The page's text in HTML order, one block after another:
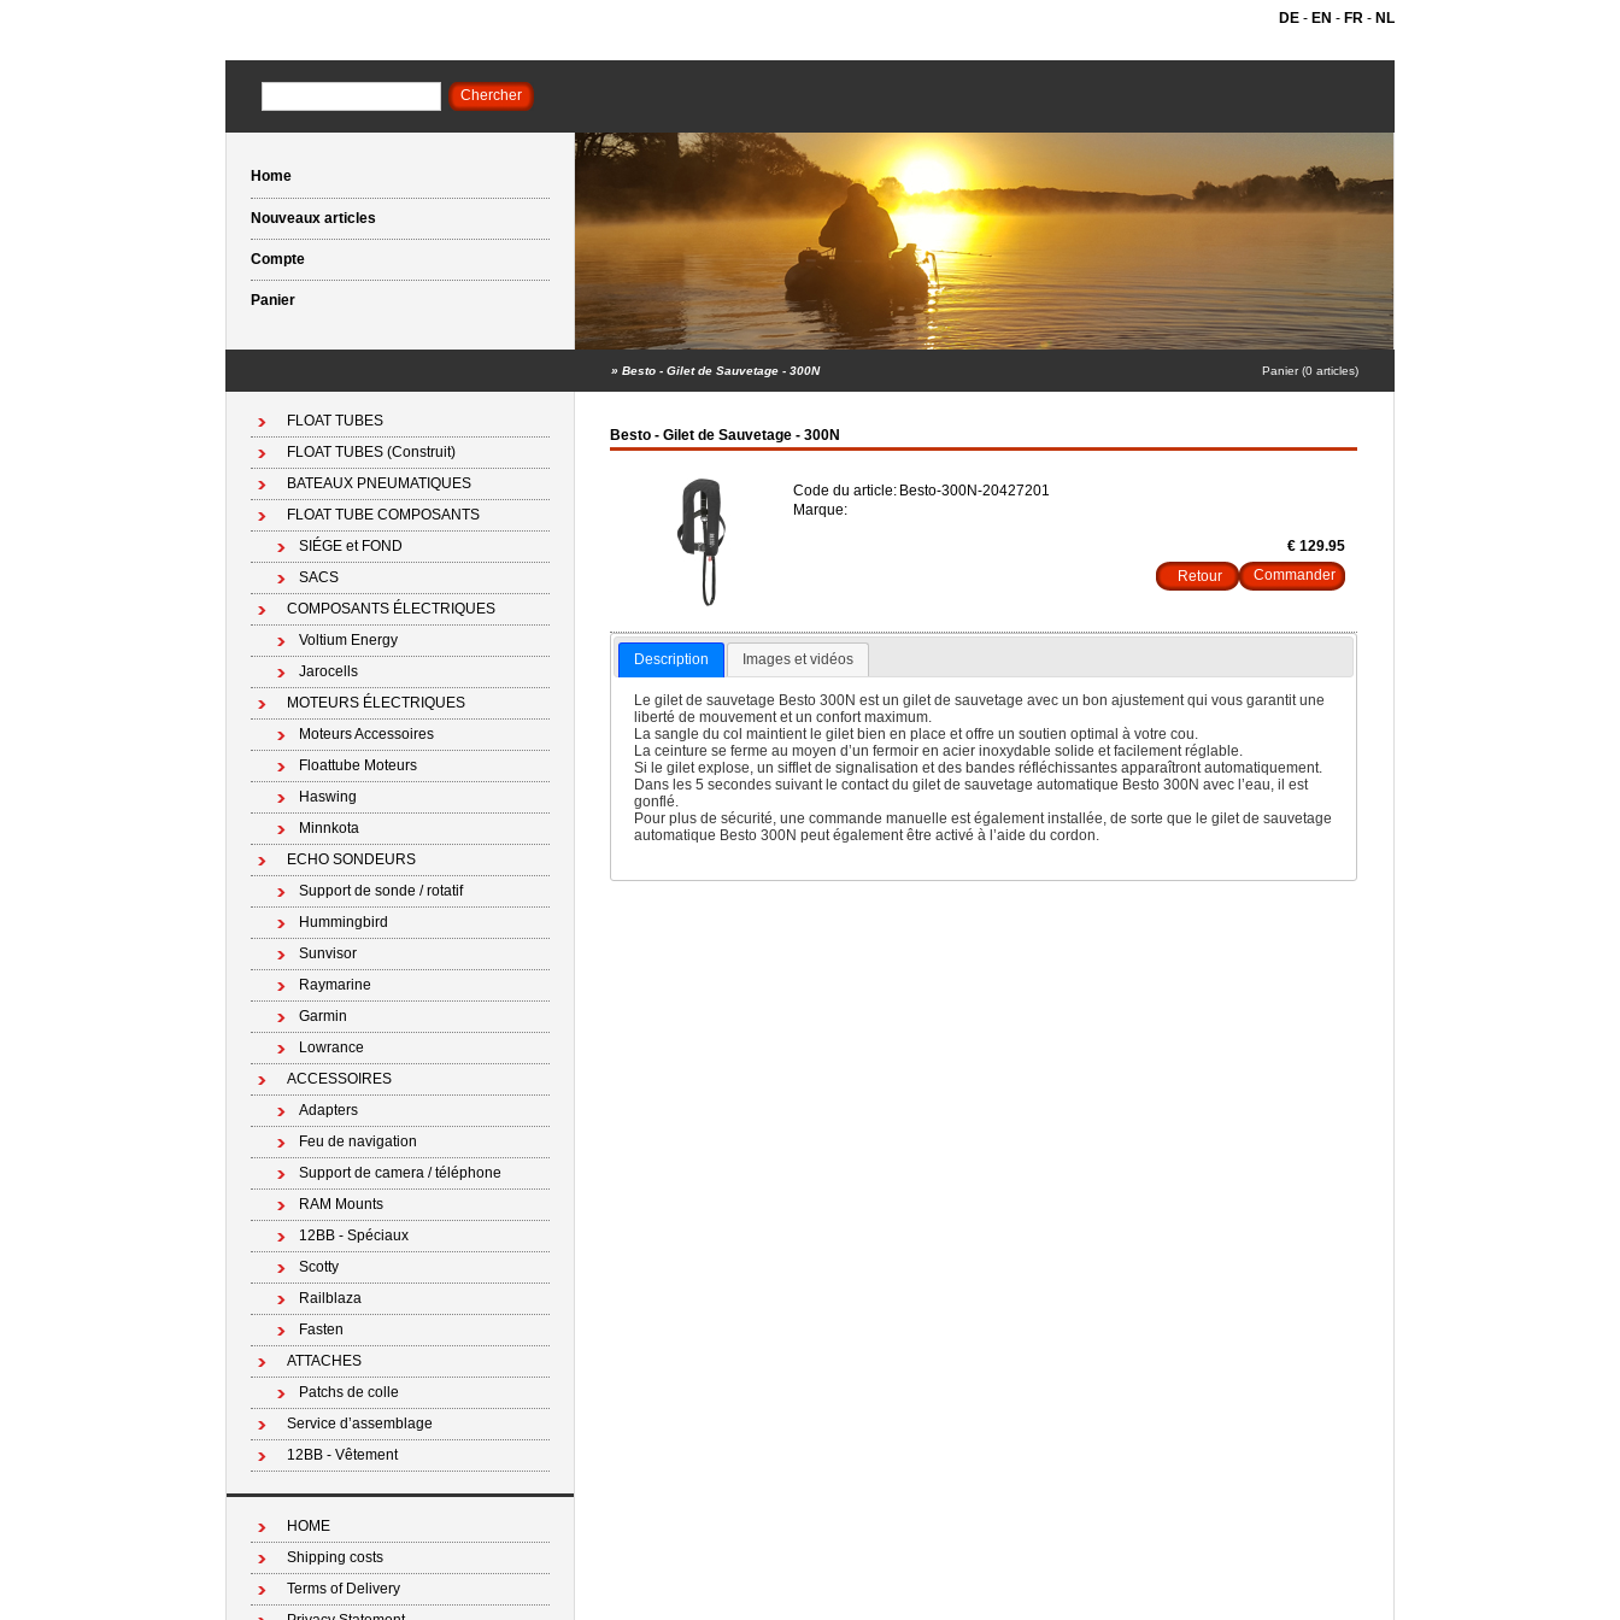
DE - EN - FR - NL
Home
Nouveaux articles
Compte
Panier
» Besto - Gilet de Sauvetage - 300N Panier (0 articles)
FLOAT TUBES
FLOAT TUBES (Construit)
BATEAUX PNEUMATIQUES
FLOAT TUBE COMPOSANTS
SIÉGE et FOND
SACS
COMPOSANTS ÉLECTRIQUES
Voltium Energy
Jarocells
MOTEURS ÉLECTRIQUES
Moteurs Accessoires
Floattube Moteurs
Haswing
Minnkota
ECHO SONDEURS
Support de sonde / rotatif
Hummingbird
Sunvisor
Raymarine
Garmin
Lowrance
ACCESSOIRES
Adapters
Feu de navigation
Support de camera / téléphone
RAM Mounts
12BB - Spéciaux
Scotty
Railblaza
Fasten
ATTACHES
Patchs de colle
Service d’assemblage
12BB - Vêtement
HOME
Shipping costs
Terms of Delivery
Besto - Gilet de Sauvetage - 300N
Code du article: Besto-300N-20427201
Marque:
€ 129.95
Retour
Description Images et vidéos
Le gilet de sauvetage Besto 300N est un gilet de sauvetage avec un bon ajustement qui vous garantit une
liberté de mouvement et un confort maximum.
La sangle du col maintient le gilet bien en place et offre un soutien optimal à votre cou.
La ceinture se ferme au moyen d’un fermoir en acier inoxydable solide et facilement réglable.
Si le gilet explose, un sifflet de signalisation et des bandes réfléchissantes apparaîtront automatiquement.
Dans les 5 secondes suivant le contact du gilet de sauvetage automatique Besto 300N avec l’eau, il est
gonflé.
Pour plus de sécurité, une commande manuelle est également installée, de sorte que le gilet de sauvetage
automatique Besto 300N peut également être activé à l’aide du cordon.